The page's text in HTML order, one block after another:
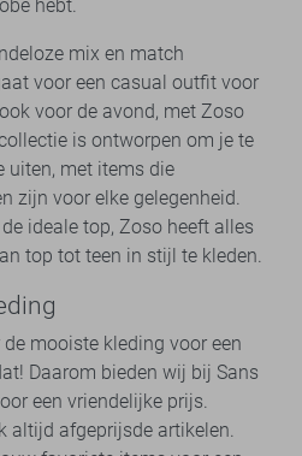
hebt.
mix en match
voor een casual outfit voor
voor de avond, met Zoso
is ontworpen om je te
uiten, met items die
zijn voor elke gelegenheid.
ideale top, Zoso heeft alles
top tot teen in stijl te kleden.
mooiste kleding voor een
Daarom bieden wij bij Sans
een vriendelijke prijs.
altijd afgeprijsde artikelen.